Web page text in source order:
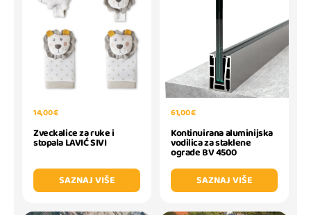
14,00 €
Zveckalice za ruke i
stopala LAVIĆ SIVI
SAZNAJ VIŠE
61,00 €
Kontinuirana aluminijska
vodilica za staklene
ograde BV 4500
SAZNAJ VIŠE